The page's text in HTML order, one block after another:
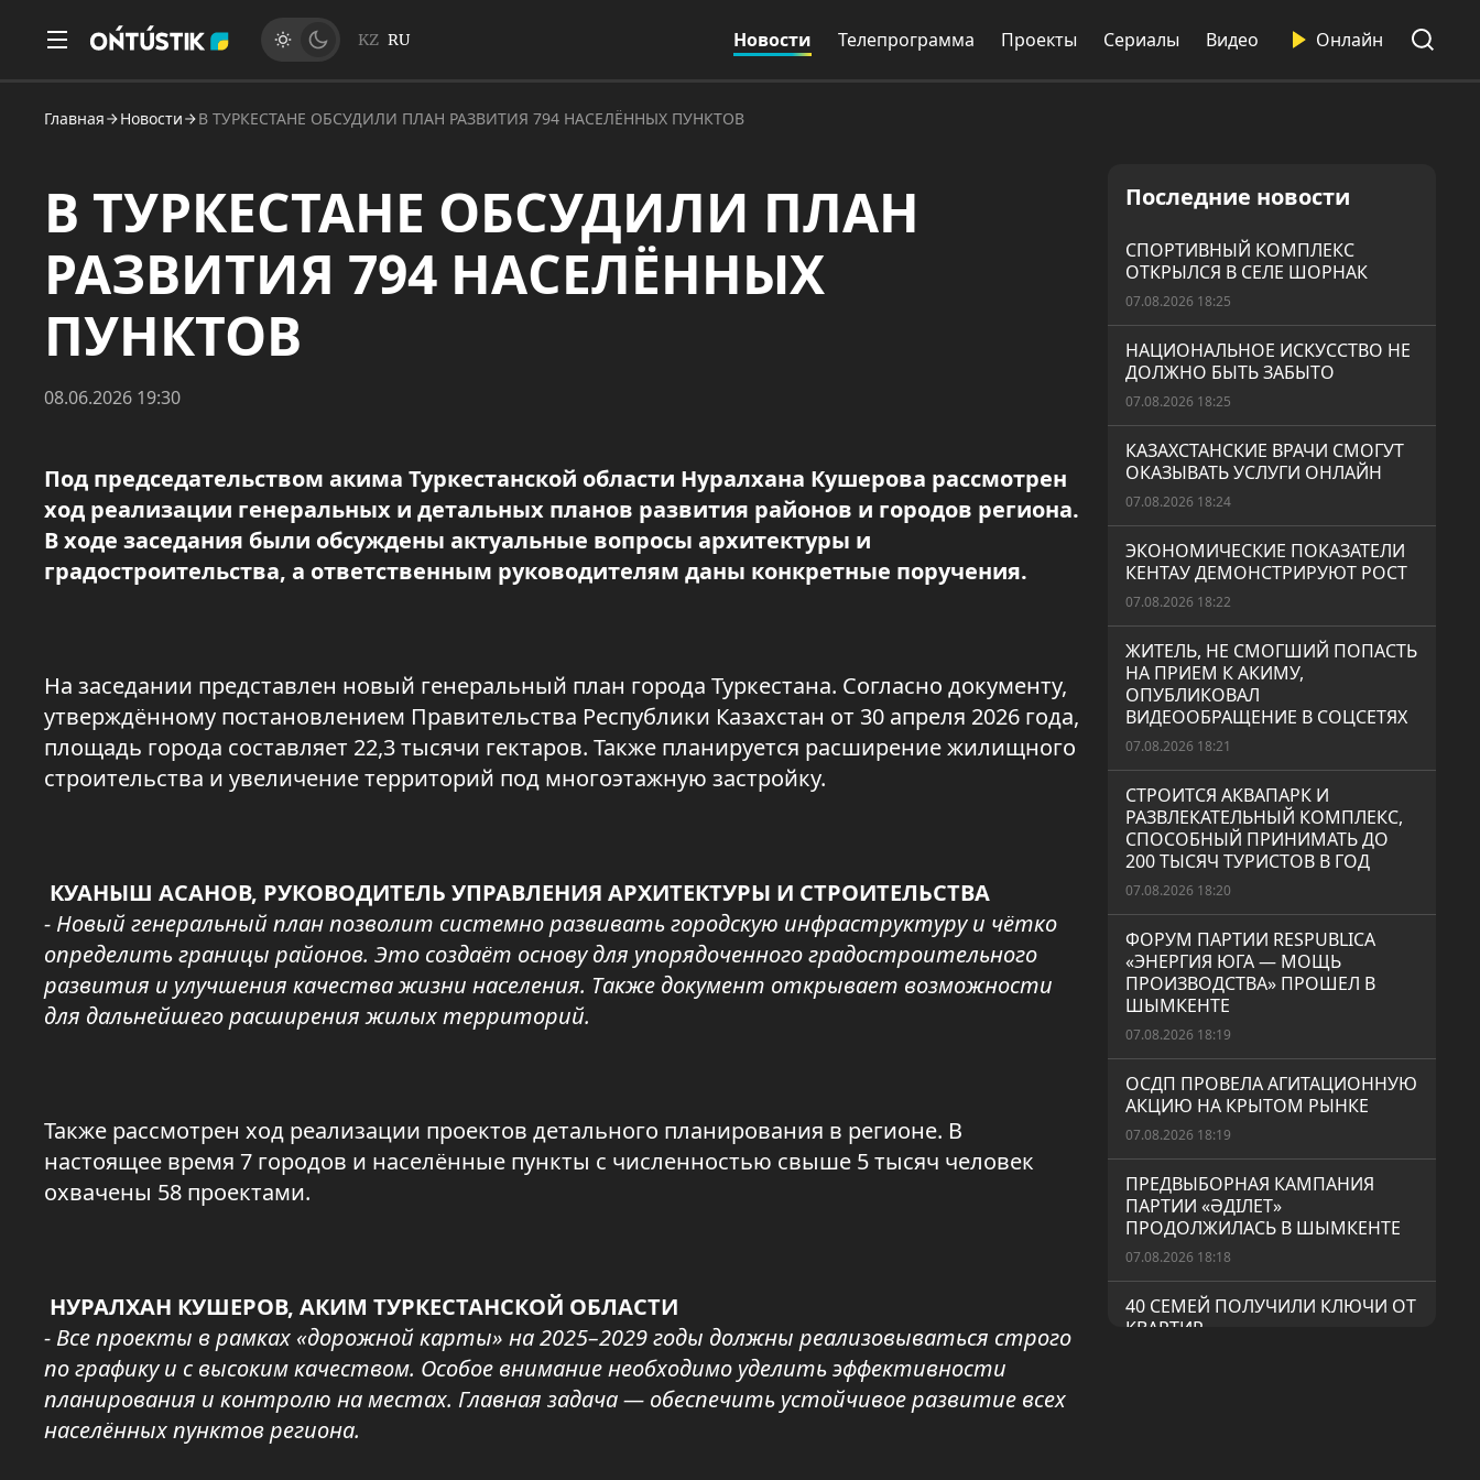
KZ RU Новости Телепрограмма Проекты Сериалы Видео Онлайн
Главная Новости В ТУРКЕСТАНЕ ОБСУДИЛИ ПЛАН РАЗВИТИЯ 794 НАСЕЛЁННЫХ ПУНКТОВ
В ТУРКЕСТАНЕ ОБСУДИЛИ ПЛАН
РАЗВИТИЯ 794 НАСЕЛЁННЫХ
ПУНКТОВ
08.06.2026 19:30
Под председательством акима Туркестанской области Нуралхана Кушерова рассмотрен
ход реализации генеральных и детальных планов развития районов и городов региона.
В ходе заседания были обсуждены актуальные вопросы архитектуры и
градостроительства, а ответственным руководителям даны конкретные поручения.
На заседании представлен новый генеральный план города Туркестана. Согласно документу,
утверждённому постановлением Правительства Республики Казахстан от 30 апреля 2026 года,
площадь города составляет 22,3 тысячи гектаров. Также планируется расширение жилищного
строительства и увеличение территорий под многоэтажную застройку.
КУАНЫШ АСАНОВ, РУКОВОДИТЕЛЬ УПРАВЛЕНИЯ АРХИТЕКТУРЫ И СТРОИТЕЛЬСТВА
- Новый генеральный план позволит системно развивать городскую инфраструктуру и чётко
определить границы районов. Это создаёт основу для упорядоченного градостроительного
развития и улучшения качества жизни населения. Также документ открывает возможности
для дальнейшего расширения жилых территорий.
Также рассмотрен ход реализации проектов детального планирования в регионе. В
настоящее время 7 городов и населённые пункты с численностью свыше 5 тысяч человек
охвачены 58 проектами.
НУРАЛХАН КУШЕРОВ, АКИМ ТУРКЕСТАНСКОЙ ОБЛАСТИ
- Все проекты в рамках «дорожной карты» на 2025–2029 годы должны реализовываться строго
по графику и с высоким качеством. Особое внимание необходимо уделить эффективности
планирования и контролю на местах. Главная задача — обеспечить устойчивое развитие всех
населённых пунктов региона.
Последние новости
СПОРТИВНЫЙ КОМПЛЕКС
ОТКРЫЛСЯ В СЕЛЕ ШОРНАК
07.08.2026 18:25
НАЦИОНАЛЬНОЕ ИСКУССТВО НЕ
ДОЛЖНО БЫТЬ ЗАБЫТО
07.08.2026 18:25
КАЗАХСТАНСКИЕ ВРАЧИ СМОГУТ
ОКАЗЫВАТЬ УСЛУГИ ОНЛАЙН
07.08.2026 18:24
ЭКОНОМИЧЕСКИЕ ПОКАЗАТЕЛИ
КЕНТАУ ДЕМОНСТРИРУЮТ РОСТ
07.08.2026 18:22
ЖИТЕЛЬ, НЕ СМОГШИЙ ПОПАСТЬ
НА ПРИЕМ К АКИМУ,
ОПУБЛИКОВАЛ
ВИДЕООБРАЩЕНИЕ В СОЦСЕТЯХ
07.08.2026 18:21
СТРОИТСЯ АКВАПАРК И
РАЗВЛЕКАТЕЛЬНЫЙ КОМПЛЕКС,
СПОСОБНЫЙ ПРИНИМАТЬ ДО
200 ТЫСЯЧ ТУРИСТОВ В ГОД
07.08.2026 18:20
ФОРУМ ПАРТИИ RESPUBLICA
«ЭНЕРГИЯ ЮГА — МОЩЬ
ПРОИЗВОДСТВА» ПРОШЕЛ В
ШЫМКЕНТЕ
07.08.2026 18:19
ОСДП ПРОВЕЛА АГИТАЦИОННУЮ
АКЦИЮ НА КРЫТОМ РЫНКЕ
07.08.2026 18:19
ПРЕДВЫБОРНАЯ КАМПАНИЯ
ПАРТИИ «ӘДІЛЕТ»
ПРОДОЛЖИЛАСЬ В ШЫМКЕНТЕ
07.08.2026 18:18
40 СЕМЕЙ ПОЛУЧИЛИ КЛЮЧИ ОТ
КВАРТИР